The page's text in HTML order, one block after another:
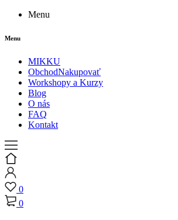
Menu
Menu
MIKKU
ObchodNakupovať
Workshopy a Kurzy
Blog
O nás
FAQ
Kontakt
0
0